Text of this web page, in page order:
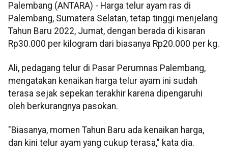
Palembang (ANTARA) - Harga telur ayam ras di
Palembang, Sumatera Selatan, tetap tinggi menjelang
Tahun Baru 2022, Jumat, dengan berada di kisaran
Rp30.000 per kilogram dari biasanya Rp20.000 per kg.
Ali, pedagang telur di Pasar Perumnas Palembang,
mengatakan kenaikan harga telur ayam ini sudah
terasa sejak sepekan terakhir karena dipengaruhi
oleh berkurangnya pasokan.
"Biasanya, momen Tahun Baru ada kenaikan harga,
dan kini telur ayam yang cukup terasa," kata dia.